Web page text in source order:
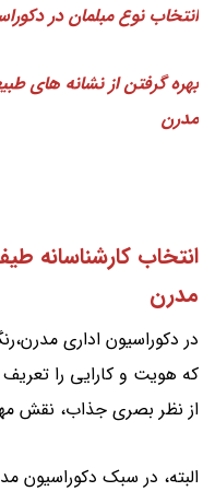
انتخاب نوع مبلمان در
بهره گرفتن از نشانه های
مدرن
انتخاب کارشناسانه
مدرن
در دکوراسیون اداری
که هویت و کارایی را
از نظر بصری جذاب، نقش
البته، در سبک دکوراسیون